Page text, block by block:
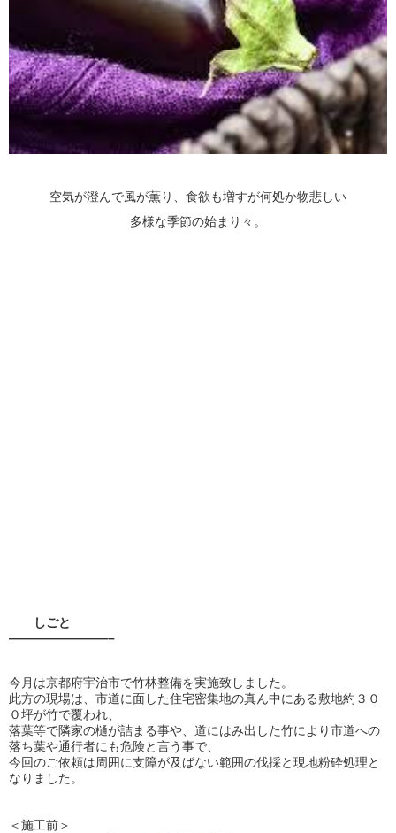
空気が澄んで風が薫り、食欲も増すが何処か物悲しい
多様な季節の始まり々。
しごと
————————–
今月は京都府宇治市で竹林整備を実施致しました。
此方の現場は、市道に面した住宅密集地の真ん中にある敷地約３０
０坪が竹で覆われ、
落葉等で隣家の樋が詰まる事や、道にはみ出した竹により市道への
落ち葉や通行者にも危険と言う事で、
今回のご依頼は周囲に支障が及ばない範囲の伐採と現地粉砕処理と
なりました。
＜施工前＞